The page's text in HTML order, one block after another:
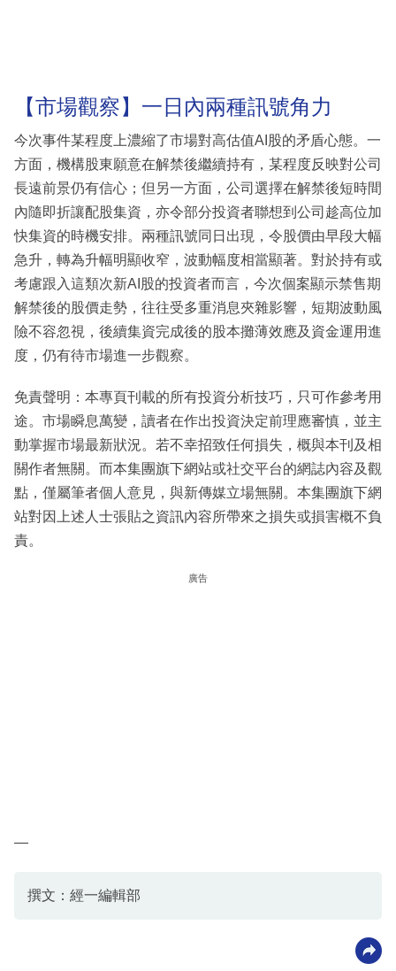
【市場觀察】一日內兩種訊號角力
今次事件某程度上濃縮了市場對高估值AI股的矛盾心態。一
方面，機構股東願意在解禁後繼續持有，某程度反映對公司
長遠前景仍有信心；但另一方面，公司選擇在解禁後短時間
內隨即折讓配股集資，亦令部分投資者聯想到公司趁高位加
快集資的時機安排。兩種訊號同日出現，令股價由早段大幅
急升，轉為升幅明顯收窄，波動幅度相當顯著。對於持有或
考慮跟入這類次新AI股的投資者而言，今次個案顯示禁售期
解禁後的股價走勢，往往受多重消息夾雜影響，短期波動風
險不容忽視，後續集資完成後的股本攤薄效應及資金運用進
度，仍有待市場進一步觀察。
免責聲明：本專頁刊載的所有投資分析技巧，只可作參考用
途。市場瞬息萬變，讀者在作出投資決定前理應審慎，並主
動掌握市場最新狀況。若不幸招致任何損失，概與本刊及相
關作者無關。而本集團旗下網站或社交平台的網誌內容及觀
點，僅屬筆者個人意見，與新傳媒立場無關。本集團旗下網
站對因上述人士張貼之資訊內容所帶來之損失或損害概不負
責。
廣告
—
撰文：經一編輯部